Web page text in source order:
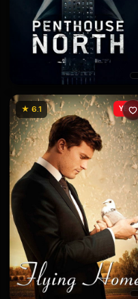
★ 6.1 YENİ